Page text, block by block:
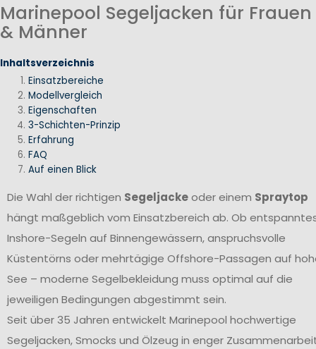
Marinepool Segeljacken für Frauen
& Männer
Inhaltsverzeichnis
Einsatzbereiche
Modellvergleich
Eigenschaften
3-Schichten-Prinzip
Erfahrung
FAQ
Auf einen Blick
Die Wahl der richtigen Segeljackeoder einem Spraytop
hängt maßgeblich vom Einsatzbereich ab. Ob
Inshore-Segeln auf Binnengewässern, anspruchsvolle
Küstentörns oder mehrtägige Offshore-Passagen auf
See – moderne Segelbekleidung muss optimal auf die
jeweiligen Bedingungen abgestimmt sein.
Seit über 35 Jahren entwickelt Marinepool hochwertige
Segeljacken, Smocks und Ölzeug in enger